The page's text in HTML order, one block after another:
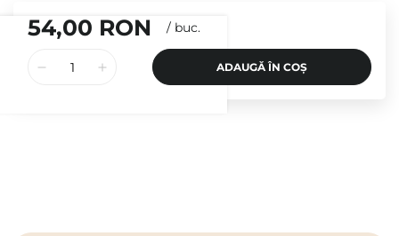
54,00 RON / buc.
ADAUGĂ ÎN COȘ